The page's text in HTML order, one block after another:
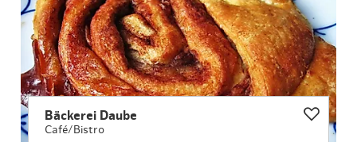
Bäckerei Daube
Café/Bistro